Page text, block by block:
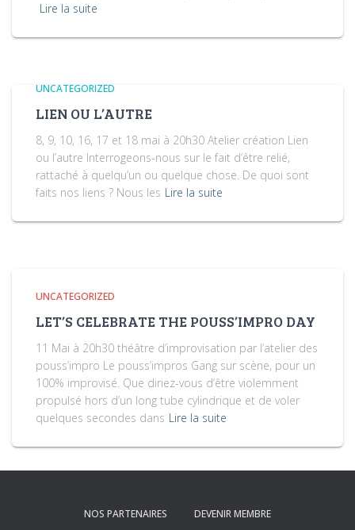
Lire la suite
UNCATEGORIZED
LIEN OU L’AUTRE
8, 9, 10, 16, 17 et 18 mai à 20h30 Atelier création Lien
ou l’autre Interrogeons-nous sur le fait d’être relié,
rattaché à quelqu’un ou quelque chose. De quoi sont
faits nos liens ? Nous les Lire la suite
UNCATEGORIZED
LET’S CELEBRATE THE POUSS’IMPRO DAY
11 Mai à 20h30 théâtre d’improvisation par l’atelier des
pouss’impro Le pouss’impros Gang sur scène, pour un
100% improvisé. Que diriez-vous d’être violemment
propulsé hors d’un long tube cylindrique et de voler
quelques secondes dans Lire la suite
NOS PARTENAIRES DEVENIR MEMBRE